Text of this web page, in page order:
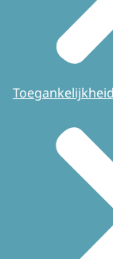
Toegankelijkheid